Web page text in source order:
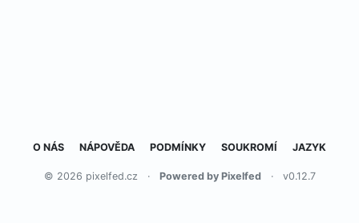
O NÁS NÁPOVĚDA PODMÍNKY SOUKROMÍ JAZYK
© 2026 pixelfed.cz · Powered by Pixelfed · v0.12.7